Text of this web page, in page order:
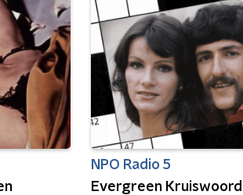
NPO Radio 5
Evergreen Kruiswoord |